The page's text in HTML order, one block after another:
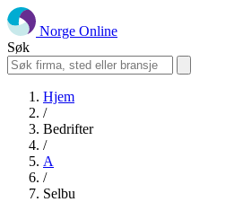
Norge Online
Søk
Hjem
/
Bedrifter
/
A
/
Selbu